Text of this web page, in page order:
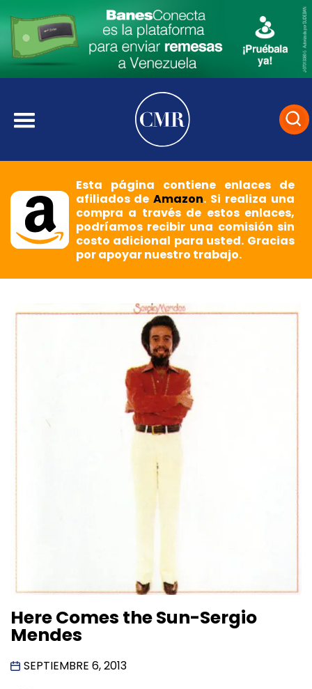
Esta página contiene enlaces de
afiliados deAmazon. Si realiza una
compra a través de estos enlaces,
podríamos recibir una comisión sin
costo adicional para usted. Gracias
por apoyar nuestro trabajo.
Here Comes the Sun-Sergio
Mendes
SEPTIEMBRE 6, 2013